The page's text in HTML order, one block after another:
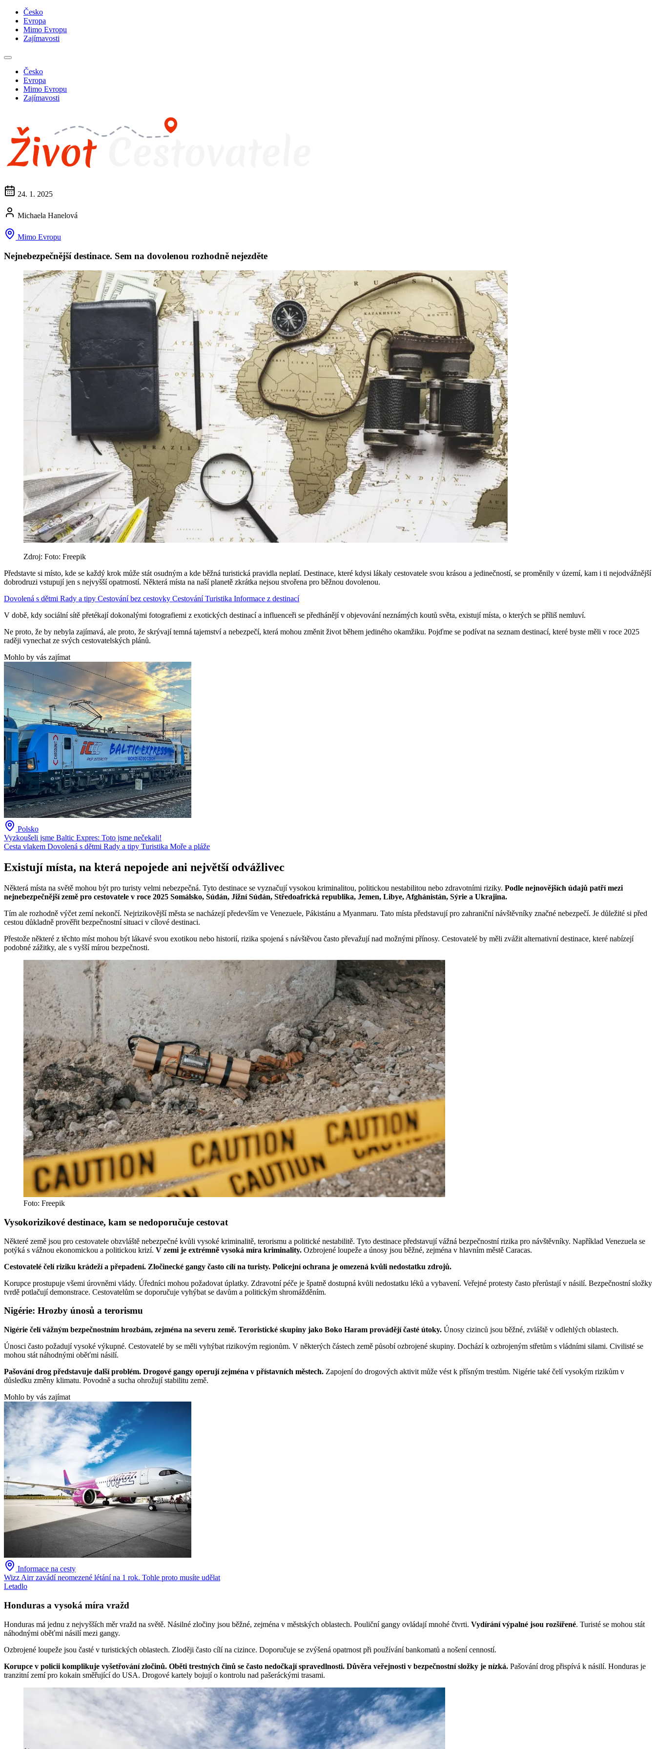
Česko
Evropa
Mimo Evropu
Zajímavosti
Česko
Evropa
Mimo Evropu
Zajímavosti
24. 1. 2025
Michaela Hanelová
Mimo Evropu
Nejnebezpečnější destinace. Sem na dovolenou rozhodně nejezděte
Zdroj: Foto: Freepik
Představte si místo, kde se každý krok může stát osudným a kde běžná turistická pravidla neplatí. Destinace, které kdysi lákaly cestovatele svou krásou a jedinečností, se proměnily v území, kam i ti nejodvážnější
dobrodruzi vstupují jen s nejvyšší opatrností. Některá místa na naší planetě zkrátka nejsou stvořena pro běžnou dovolenou.
Dovolená s dětmi Rady a tipy Cestování bez cestovky CestováníTuristika Informace z destinací
V době, kdy sociální sítě přetékají dokonalými fotografiemi z exotických destinací a influenceři se předhánějí v objevování neznámých koutů světa, existují místa, o kterých se příliš nemluví.
Ne proto, že by nebyla zajímavá, ale proto, že skrývají temná tajemství a nebezpečí, která mohou změnit život během jediného okamžiku. Pojďme se podívat na seznam destinací, které byste měli v roce 2025
raději vynechat ze svých cestovatelských plánů.
Mohlo by vás zajímat
Polsko
Vyzkoušeli jsme Baltic Expres: Toto jsme nečekali!
Cesta vlakem Dovolená s dětmi Rady a tipy Turistika Moře a pláže
Existují místa, na která nepojede ani největší odvážlivec
Některá místa na světě mohou být pro turisty velmi nebezpečná. Tyto destinace se vyznačují vysokou kriminalitou, politickou nestabilitou nebo zdravotními riziky. Podle nejnovějších údajů patří mezi
nejnebezpečnější země pro cestovatele v roce 2025 Somálsko, Súdán, Jižní Súdán, Středoafrická republika, Jemen, Libye, Afghánistán, Sýrie a Ukrajina.
Tím ale rozhodně výčet zemí nekončí. Nejrizikovější města se nacházejí především ve Venezuele, Pákistánu a Myanmaru. Tato místa představují pro zahraniční návštěvníky značné nebezpečí. Je důležité si před
cestou důkladně prověřit bezpečnostní situaci v cílové destinaci.
Přestože některé z těchto míst mohou být lákavé svou exotikou nebo historií, rizika spojená s návštěvou často převažují nad možnými přínosy. Cestovatelé by měli zvážit alternativní destinace, které nabízejí
podobné zážitky, ale s vyšší mírou bezpečnosti.
Foto: Freepik
Vysokorizikové destinace, kam se nedoporučuje cestovat
Některé země jsou pro cestovatele obzvláště nebezpečné kvůli vysoké kriminalitě, terorismu a politické nestabilitě. Tyto destinace představují vážná bezpečnostní rizika pro návštěvníky. Například Venezuela se
potýká s vážnou ekonomickou a politickou krizí. V zemi je extrémně vysoká míra kriminality. Ozbrojené loupeže a únosy jsou běžné, zejména v hlavním městě Caracas.
Cestovatelé čelí riziku krádeží a přepadení. Zločinecké gangy často cílí na turisty. Policejní ochrana je omezená kvůli nedostatku zdrojů.
Korupce prostupuje všemi úrovněmi vlády. Úředníci mohou požadovat úplatky. Zdravotní péče je špatně dostupná kvůli nedostatku léků a vybavení. Veřejné protesty často přerůstají v násilí. Bezpečnostní složky
tvrdě potlačují demonstrace. Cestovatelům se doporučuje vyhýbat se davům a politickým shromážděním.
Nigérie: Hrozby únosů a terorismu
Nigérie čelí vážným bezpečnostním hrozbám, zejména na severu země. Teroristické skupiny jako Boko Haram provádějí časté útoky. Únosy cizinců jsou běžné, zvláště v odlehlých oblastech.
Únosci často požadují vysoké výkupné. Cestovatelé by se měli vyhýbat rizikovým regionům. V některých částech země působí ozbrojené skupiny. Dochází k ozbrojeným střetům s vládními silami. Civilisté se
mohou stát náhodnými oběťmi násilí.
Pašování drog představuje další problém. Drogové gangy operují zejména v přístavních městech. Zapojení do drogových aktivit může vést k přísným trestům. Nigérie také čelí vysokým rizikům v
důsledku změny klimatu. Povodně a sucha ohrožují stabilitu země.
Mohlo by vás zajímat
Informace na cesty
Wizz Airr zavádí neomezené létání na 1 rok. Tohle proto musíte udělat
Letadlo
Honduras a vysoká míra vražd
Honduras má jednu z nejvyšších měr vražd na světě. Násilné zločiny jsou běžné, zejména v městských oblastech. Pouliční gangy ovládají mnohé čtvrti. Vydírání výpalné jsou rozšířené. Turisté se mohou stát
náhodnými oběťmi násilí mezi gangy.
Ozbrojené loupeže jsou časté v turistických oblastech. Zloději často cílí na cizince. Doporučuje se zvýšená opatrnost při používání bankomatů a nošení cenností.
Korupce v policii komplikuje vyšetřování zločinů. Oběti trestných činů se často nedočkají spravedlnosti. Důvěra veřejnosti v bezpečnostní složky je nízká. Pašování drog přispívá k násilí. Honduras je
tranzitní zemí pro kokain směřující do USA. Drogové kartely bojují o kontrolu nad pašeráckými trasami.